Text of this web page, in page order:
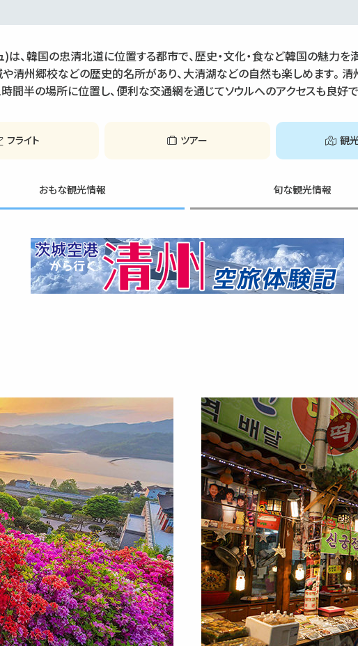
)は、韓国の忠清北道に位置する都市で、歴史・文化・食など韓国の魅力を
や清州郷校などの歴史的名所があり、大清湖などの自然も楽しめます。清
間半の場所に位置し、便利な交通網を通じてソウルへのアクセスも良好で
フライト ツアー 観
おもな観光情報 旬な観光情報